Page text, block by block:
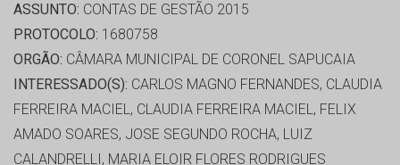
ASSUNTO: CONTAS DE GESTÃO 2015
PROTOCOLO: 1680758
ORGÃO: CÂMARA MUNICIPAL DE CORONEL SAPUCAIA
INTERESSADO(S): CARLOS MAGNO FERNANDES, CLAUDIA
FERREIRA MACIEL, CLAUDIA FERREIRA MACIEL, FELIX
AMADO SOARES, JOSE SEGUNDO ROCHA, LUIZ
CALANDRELLI, MARIA ELOIR FLORES RODRIGUES